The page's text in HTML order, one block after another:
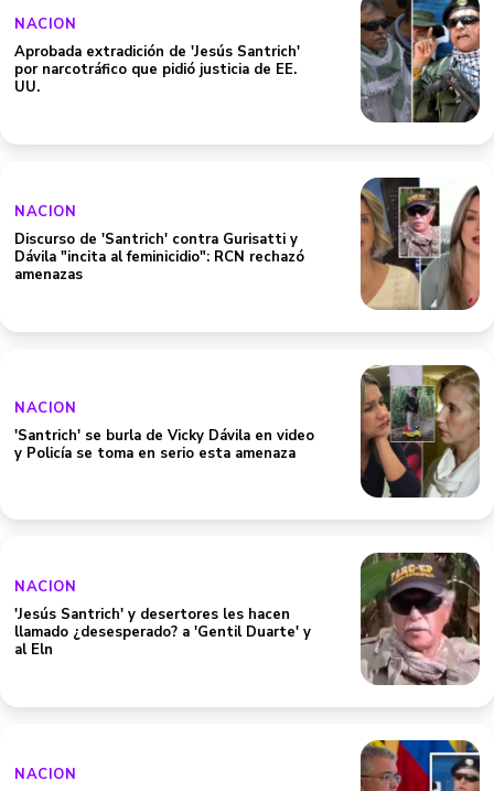
NACION
Aprobada extradición de 'Jesús Santrich'
por narcotráfico que pidió justicia de EE.
UU.
NACION
Discurso de 'Santrich' contra Gurisatti y
Dávila "incita al feminicidio": RCN rechazó
amenazas
NACION
'Santrich' se burla de Vicky Dávila en video
y Policía se toma en serio esta amenaza
NACION
'Jesús Santrich' y desertores les hacen
llamado ¿desesperado? a 'Gentil Duarte' y
al Eln
NACION